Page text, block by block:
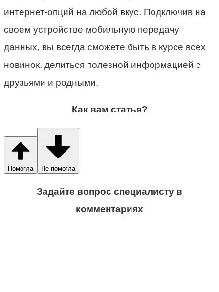
интернет-опций на любой вкус. Подключив на
своем устройстве мобильную передачу
данных, вы всегда сможете быть в курсе всех
новинок, делиться полезной информацией с
друзьями и родными.
Как вам статья?
Помогла Не помогла
Задайте вопрос специалисту в
комментариях